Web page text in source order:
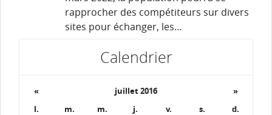
rapprocher des compétiteurs sur divers
sites pour échanger, les...
Calendrier
« juillet 2016
»
l.
m. m. j. v. s. d.